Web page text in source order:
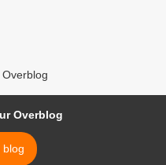
Overblog
blog